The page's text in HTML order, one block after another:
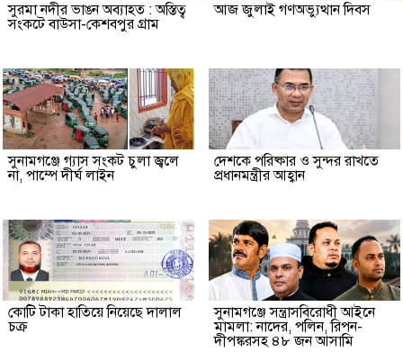
সুরমা নদীর ভাঙন অব্যাহত : অস্তিত্ব
সংকটে বাউসা-কেশবপুর গ্রাম
আজ জুলাই গণঅভ্যুত্থান দিবস
সুনামগঞ্জে গ্যাস সংকট চুলা জ্বলে
না, পাম্পে দীর্ঘ লাইন
দেশকে পরিষ্কার ও সুন্দর রাখতে
প্রধানমন্ত্রীর আহ্বান
কোটি টাকা হাতিয়ে নিয়েছে দালাল
চক্র
‎সুনামগঞ্জে সন্ত্রাসবিরোধী আইনে
মামলা: নাদের, পলিন, রিপন-
দীপঙ্করসহ ৪৮ জন আসামি